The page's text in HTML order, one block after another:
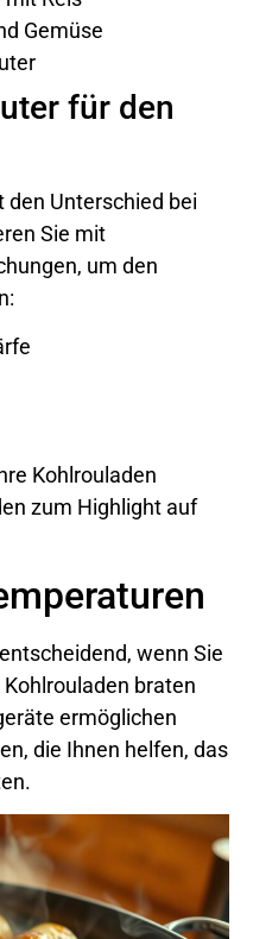
Gemüse
für den
den Unterschied bei
Sie mit
um den
Kohlrouladen
zum Highlight auf
wenn Sie
braten
ermöglichen
die Ihnen helfen, das